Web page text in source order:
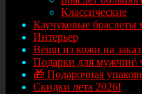
Классические
Каучуковые браслеты
Интерьер
Вещи из кожи на заказ
Подарки для мужчин\
🎁 Подарочная
Скидки лета 2026!